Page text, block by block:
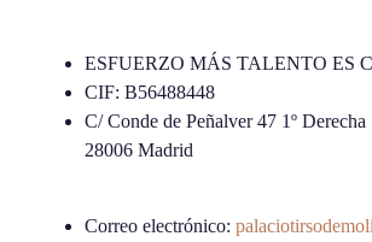
ESFUERZO MÁS TALENTO ES
CIF: B56488448
C/ Conde de Peñalver 47 1º Derecha
28006 Madrid
Correo electrónico: